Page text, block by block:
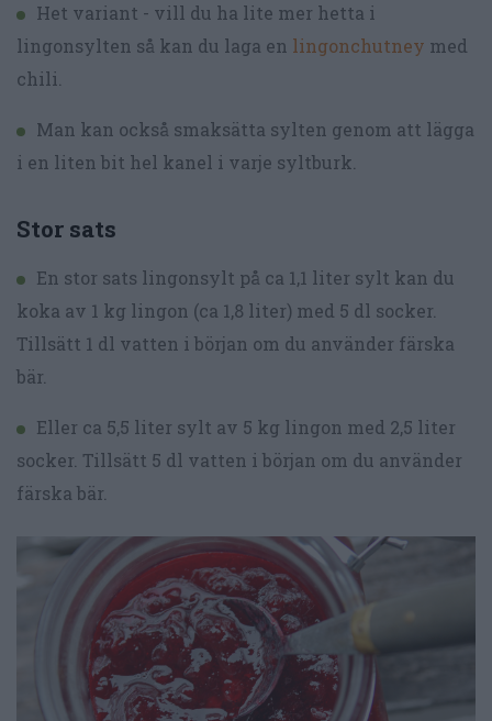
Het variant - vill du ha lite mer hetta i
lingonsylten så kan du laga en lingonchutney med
chili.
Man kan också smaksätta sylten genom att lägga
i en liten bit hel kanel i varje syltburk.
Stor sats
En stor sats lingonsylt på ca 1,1 liter sylt kan du
koka av 1 kg lingon (ca 1,8 liter) med 5 dl socker.
Tillsätt 1 dl vatten i början om du använder färska
bär.
Eller ca 5,5 liter sylt av 5 kg lingon med 2,5 liter
socker. Tillsätt 5 dl vatten i början om du använder
färska bär.